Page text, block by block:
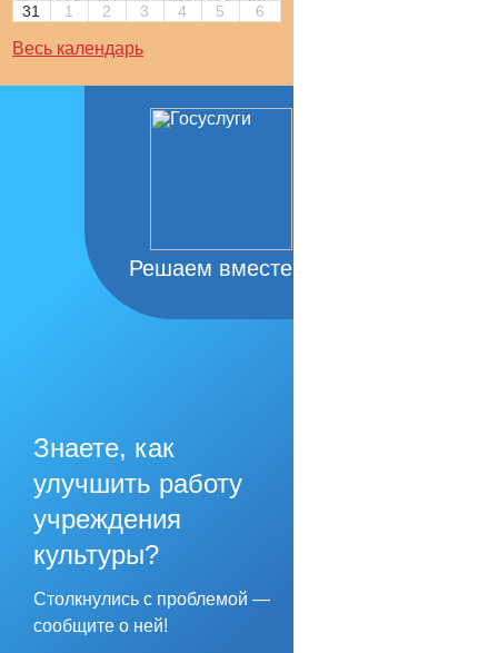
31
1 2 3 4 5 6
Весь календарь
Решаем вместе
Знаете, как
улучшить работу
учреждения
культуры?
Столкнулись с проблемой —
сообщите о ней!